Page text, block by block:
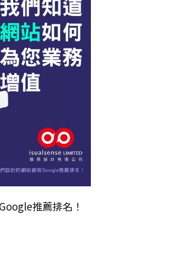
推薦排名！